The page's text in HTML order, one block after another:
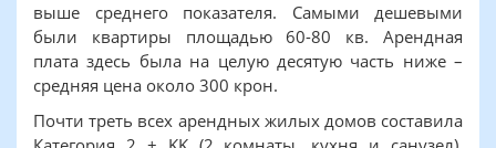
выше среднего показателя. Самыми дешевыми
были квартиры площадью 60-80 кв. Арендная
плата здесь была на целую десятую часть ниже –
средняя цена около 300 крон.
Почти треть всех арендных жилых домов составила